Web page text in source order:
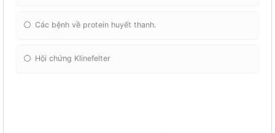
Các bệnh về protein huyết thanh.
Hội chứng Klinefelter